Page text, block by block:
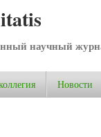
научный
Новости